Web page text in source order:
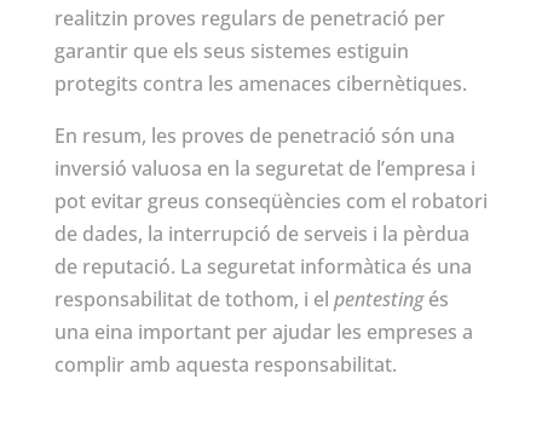
realitzin proves regulars de penetració per
garantir que els seus sistemes estiguin
protegits contra les amenaces cibernètiques.
En resum, les proves de penetració són una
inversió valuosa en la seguretat de l’empresa i
pot evitar greus conseqüències com el robatori
de dades, la interrupció de serveis i la pèrdua
de reputació. La seguretat informàtica és una
responsabilitat de tothom, i el pentestingés
una eina important per ajudar les empreses a
complir amb aquesta responsabilitat.